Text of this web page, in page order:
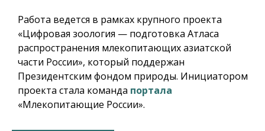
Работа ведется в рамках крупного проекта
«Цифровая зоология — подготовка Атласа
распространения млекопитающих азиатской
части России», который поддержан
Президентским фондом природы. Инициатором
проекта стала команда портала
«Млекопитающие России».